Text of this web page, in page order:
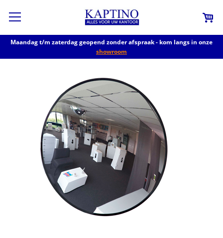
Maandag t/m zaterdag geopend zonder afspraak - kom langs in onze
showroom